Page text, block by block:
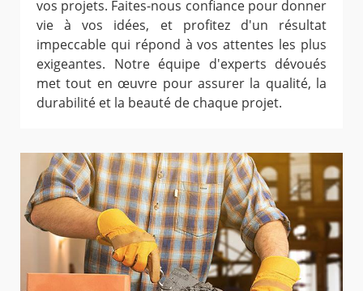
vos projets. Faites-nous confiance pour donner
vie à vos idées, et profitez d'un résultat
impeccable qui répond à vos attentes les plus
exigeantes. Notre équipe d'experts dévoués
met tout en œuvre pour assurer la qualité, la
durabilité et la beauté de chaque projet.